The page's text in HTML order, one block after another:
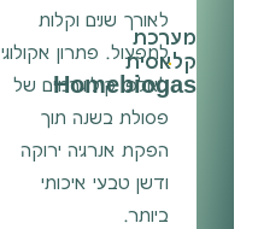
מערכת
קלאסית
Homebiogas
לאורך שנים וקלות
לתפעול. פתרון אקולוגי
לאלפי קילוגרמים של
פסולת בשנה תוך
הפקת אנרגיה ירוקה
ודשן טבעי איכותי
ביותר.